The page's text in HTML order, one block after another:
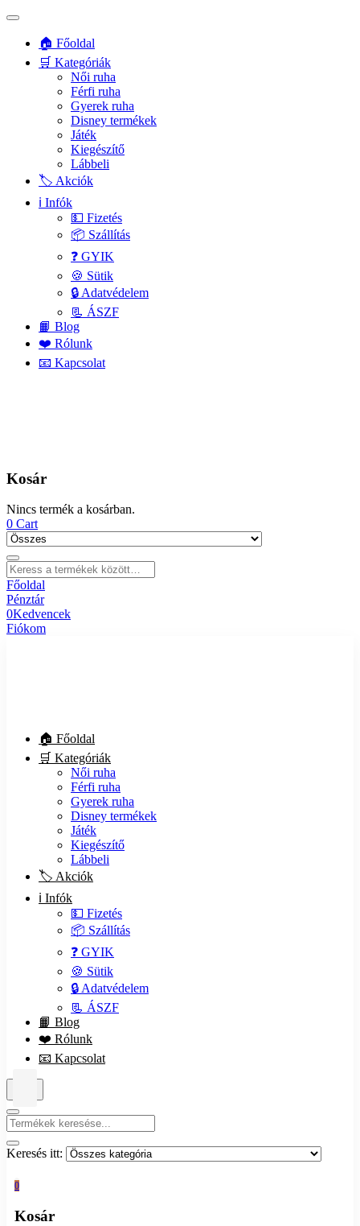
🏠 Főoldal
🛒 Kategóriák
Női ruha
Férfi ruha
Gyerek ruha
Disney termékek
Játék
Kiegészítő
Lábbeli
🏷️ Akciók
ℹ️ Infók
💵 Fizetés
📦 Szállítás
❓ GYIK
🍪 Sütik
🔒 Adatvédelem
📃 ÁSZF
📙 Blog
❤️ Rólunk
📧 Kapcsolat
Kosár
Nincs termék a kosárban.
0 Cart
Főoldal
Pénztár
0Kedvencek
Fiókom
🏠 Főoldal
🛒 Kategóriák
Női ruha
Férfi ruha
Gyerek ruha
Disney termékek
Játék
Kiegészítő
Lábbeli
🏷️ Akciók
ℹ️ Infók
💵 Fizetés
📦 Szállítás
❓ GYIK
🍪 Sütik
🔒 Adatvédelem
📃 ÁSZF
📙 Blog
❤️ Rólunk
📧 Kapcsolat
Keresés itt:
0
Kosár